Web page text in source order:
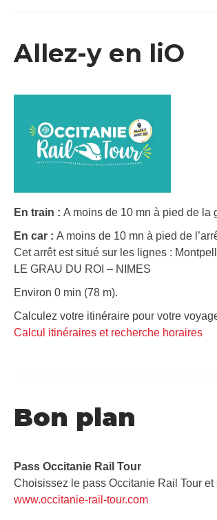
Allez-y en liO
En train : A moins de 10 mn à pied de la
En car : A moins de 10 mn à pied de
Cet arrêt est situé sur les lignes :
LE GRAU DU ROI – NIMES
Environ 0 min (78 m).
Calculez votre itinéraire pour votre
Calcul itinéraires et recherche horaires
Bon plan
Pass Occitanie Rail Tour​
Choisissez le pass Occitanie Rail Tour
www.occitanie-rail-tour.com